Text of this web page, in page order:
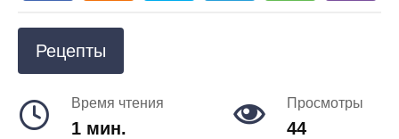
Рецепты
Время чтения
1 мин.
Просмотры
44